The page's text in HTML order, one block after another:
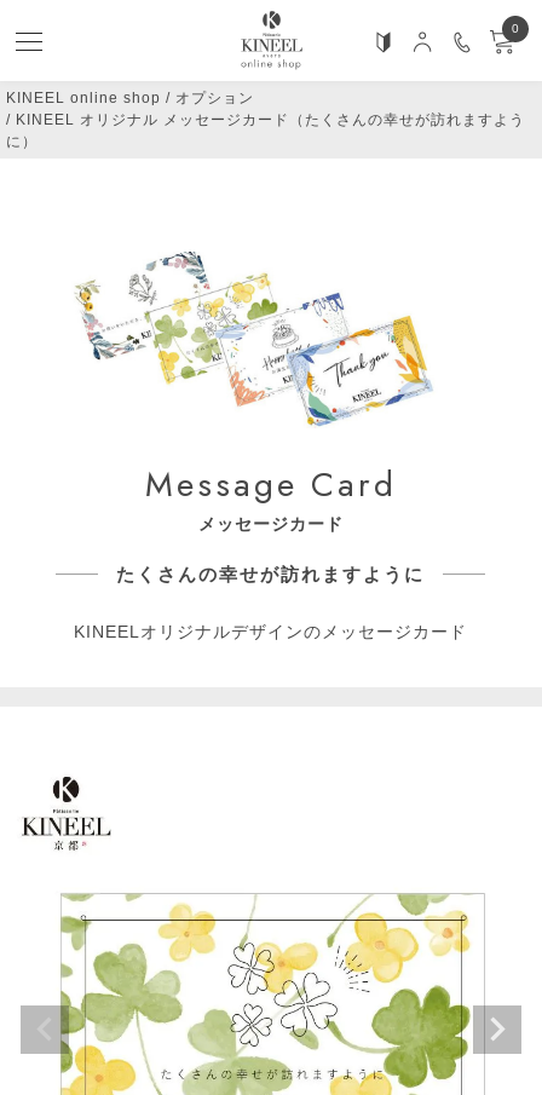
0
KINEEL online shop
オプション
KINEEL オリジナル メッセージカード（たくさんの幸せが訪れますよう
に）
Message Card
メッセージカード
たくさんの幸せが訪れますように
KINEELオリジナルデザインのメッセージカード